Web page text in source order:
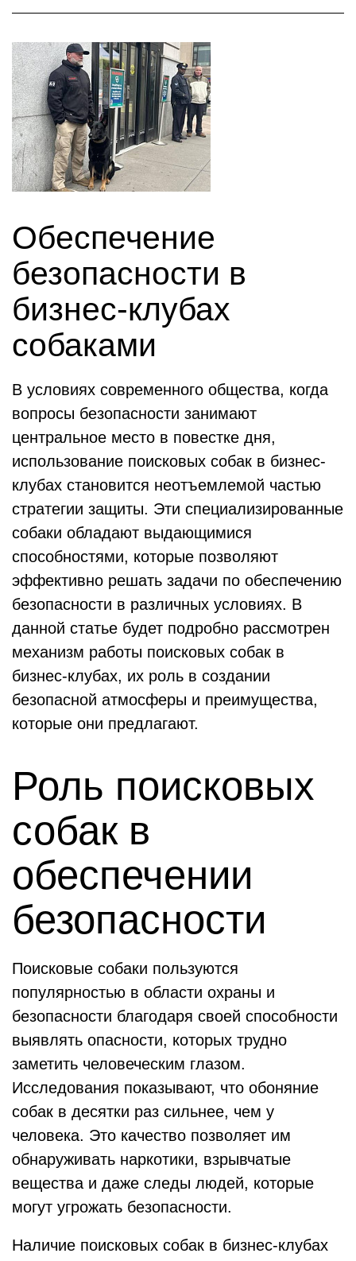
Обеспечение
безопасности в
бизнес-клубах
собаками
В условиях современного общества, когда
вопросы безопасности занимают
центральное место в повестке дня,
использование поисковых собак в бизнес-
клубах становится неотъемлемой частью
стратегии защиты. Эти специализированные
собаки обладают выдающимися
способностями, которые позволяют
эффективно решать задачи по обеспечению
безопасности в различных условиях. В
данной статье будет подробно рассмотрен
механизм работы поисковых собак в
бизнес-клубах, их роль в создании
безопасной атмосферы и преимущества,
которые они предлагают.
Роль поисковых
собак в
обеспечении
безопасности
Поисковые собаки пользуются
популярностью в области охраны и
безопасности благодаря своей способности
выявлять опасности, которых трудно
заметить человеческим глазом.
Исследования показывают, что обоняние
собак в десятки раз сильнее, чем у
человека. Это качество позволяет им
обнаруживать наркотики, взрывчатые
вещества и даже следы людей, которые
могут угрожать безопасности.
Наличие поисковых собак в бизнес-клубах